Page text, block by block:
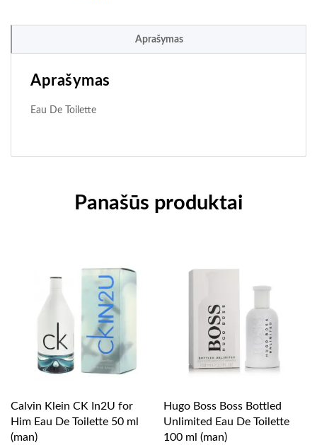
Aprašymas
Aprašymas
Eau De Toilette
Panašūs produktai
Calvin Klein CK In2U for
Him Eau De Toilette 50 ml
(man)
Hugo Boss Boss Bottled
Unlimited Eau De Toilette
100 ml (man)